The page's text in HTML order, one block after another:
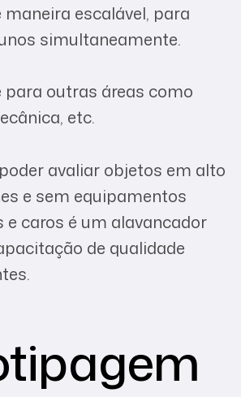
maneira escalável, para
simultaneamente.
para outras áreas como
etc.
avaliar objetos em alto
e sem equipamentos
e caros é um alavancador
de qualidade